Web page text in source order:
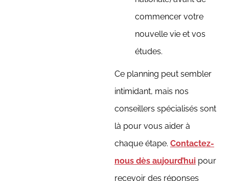
commencer votre
nouvelle vie et vos
études.
Ce planning peut sembler
intimidant, mais nos
conseillers spécialisés sont
là pour vous aider à
chaque étape. Contactez-
nous dès aujourd’hui pour
recevoir des réponses